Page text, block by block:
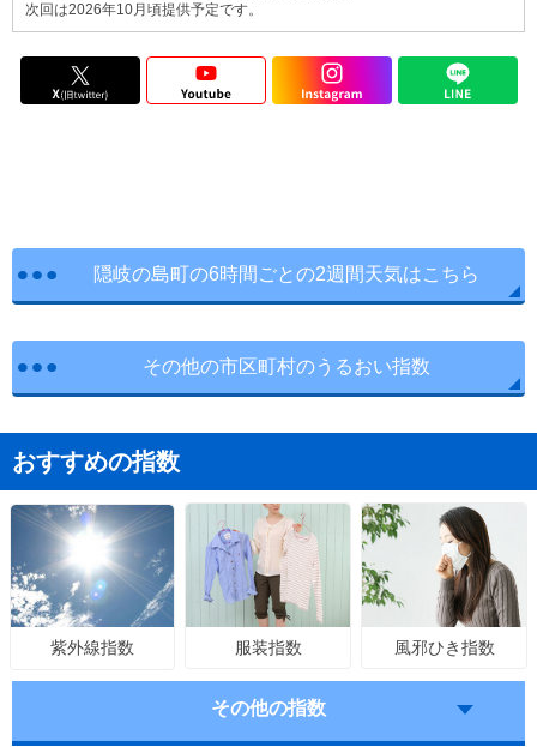
次回は2026年10月頃提供予定です。
隠岐の島町の6時間ごとの2週間天気はこちら
その他の市区町村のうるおい指数
おすすめの指数
紫外線指数 服装指数 風邪ひき指数
その他の指数